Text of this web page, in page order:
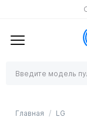
Главная LG